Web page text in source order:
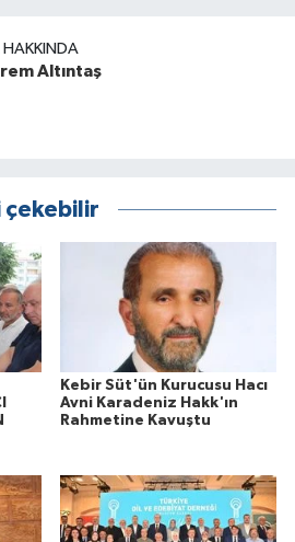
HAKKINDA
Altıntaş
çekebilir
Kebir Süt'ün Kurucusu Hacı
Avni Karadeniz Hakk'ın
Rahmetine Kavuştu